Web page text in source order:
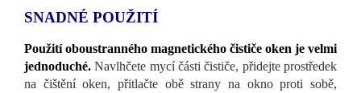
SNADNÉ POUŽITÍ
Použití oboustranného magnetického čističe oken je velmi
jednoduché.Navlhčete mycí části čističe, přidejte prostředek
na čištění oken, přitlačte obě strany na okno proti sobě,